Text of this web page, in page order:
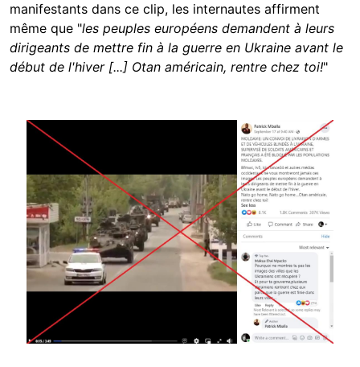
manifestants dans ce clip, les internautes affirment
même que "les peuples européens demandent à leurs
dirigeants de mettre fin à la guerre en Ukraine avant le
début de l'hiver [...] Otan américain, rentre chez toi!"
Image